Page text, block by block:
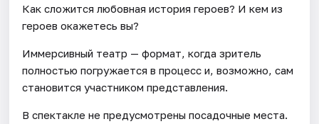
Как сложится любовная история героев? И кем из
героев окажетесь вы?
Иммерсивный театр — формат, когда зритель
полностью погружается в процесс и, возможно, сам
становится участником представления.
В спектакле не предусмотрены посадочные места.